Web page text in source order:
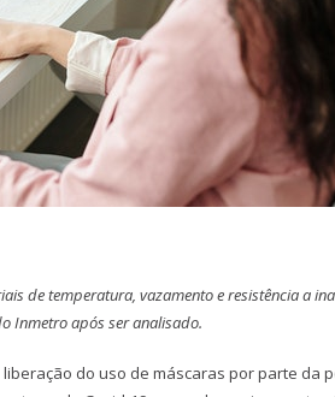
de temperatura, vazamento e resistência a
Inmetro após ser analisado.
do uso de máscaras por parte da